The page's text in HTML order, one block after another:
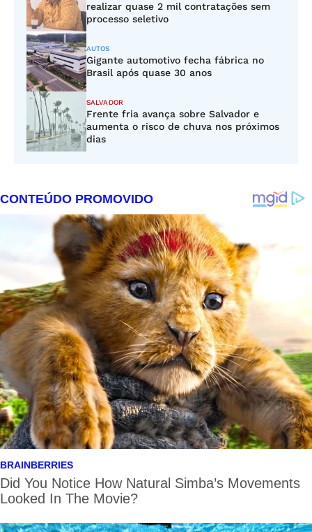
realizar quase 2 mil contratações sem
processo seletivo
AUTOS
Gigante automotivo fecha fábrica no
Brasil após quase 30 anos
SALVADOR
Frente fria avança sobre Salvador e
aumenta o risco de chuva nos próximos
dias